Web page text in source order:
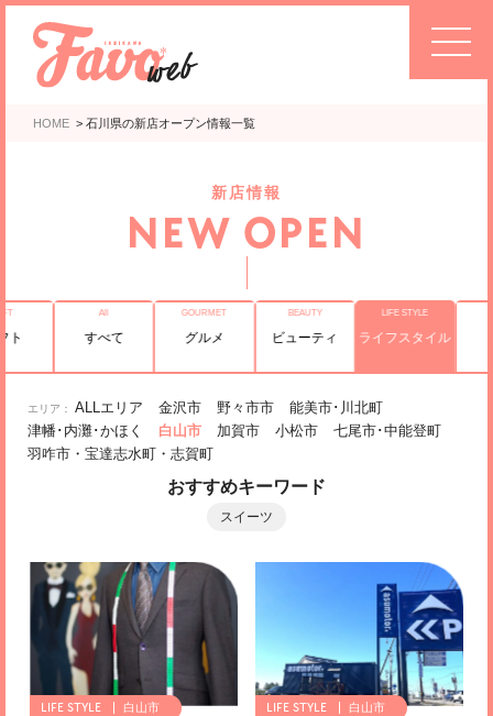
HOME > 石川県の新店オープン情報一覧
新店情報
NEW OPEN
ト すべて グルメ ビューティ ライフスタイル
ALLエリア 金沢市 野々市市
能美市･川北町
津幡･内灘･かほく
白山市 加賀市 小松市
七尾市･中能登町
羽咋市・宝達志水町・志賀町
おすすめキーワード
スイーツ
白山市 白山市